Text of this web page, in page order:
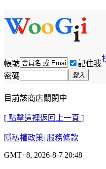
帳號 記住我
密碼 登入
目前該商店關閉中
[ 點擊這裡返回上一頁 ]
隱私權政策| 服務條款
GMT+8, 2026-8-7 20:48